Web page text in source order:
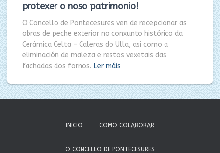
protexer o noso patrimonio!
O Concello de Pontecesures ven de recepcionar as
obras de peche exterior no conxunto histórico da
Cerámica Celta – Caleras do Ulla, así como a
eliminación de maleza e restos vexetais das
fachadas dos fornos. Ler máis
INICIO COMO COLABORAR
O CONCELLO DE PONTECESURES